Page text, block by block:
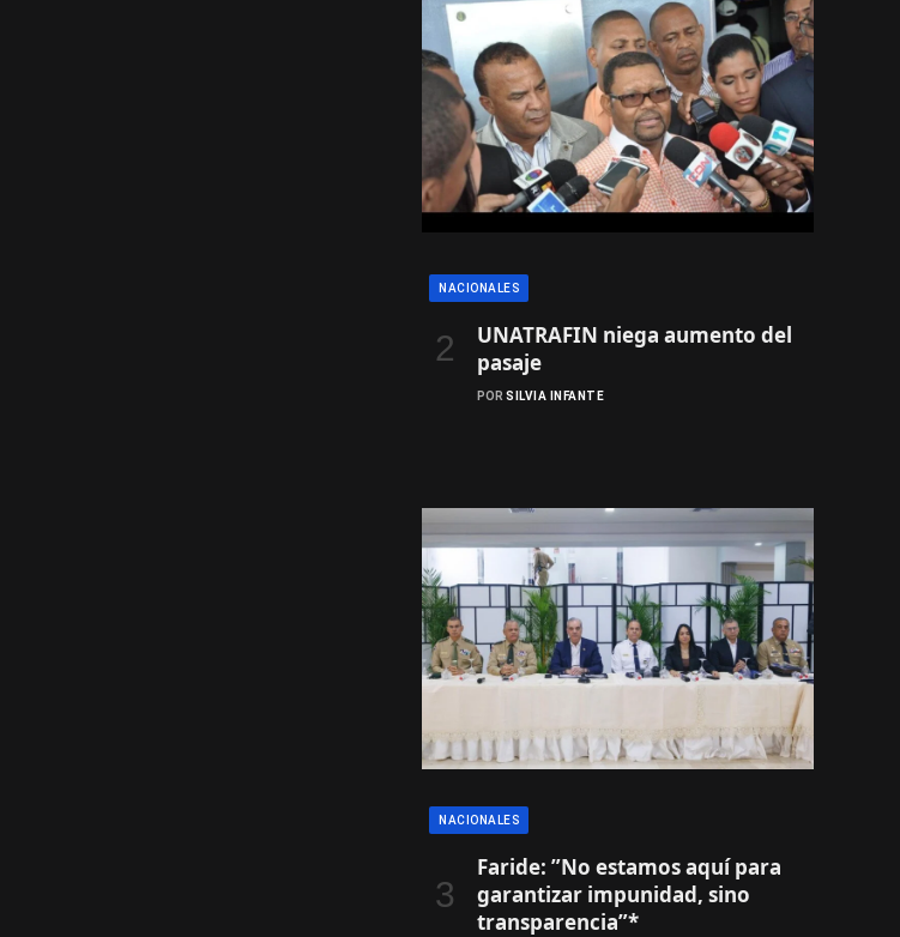
NACIONALES
UNATRAFIN niega aumento del
pasaje
POR SILVIA INFANTE
NACIONALES
Faride: ”No estamos aquí para
garantizar impunidad, sino
transparencia”*